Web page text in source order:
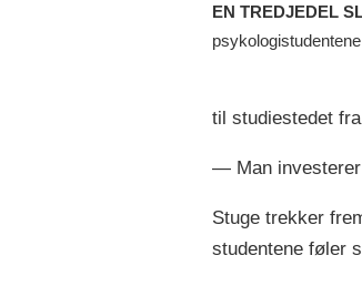
EN TREDJEDEL
til studiestedet
— Man investerer
Stuge trekker
studentene føler